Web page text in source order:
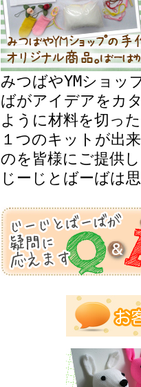
みつばやYMショッ
ばがアイデアをカ
ように材料を切っ
１つのキットが出
のを皆様にご提供
じーじとばーばは